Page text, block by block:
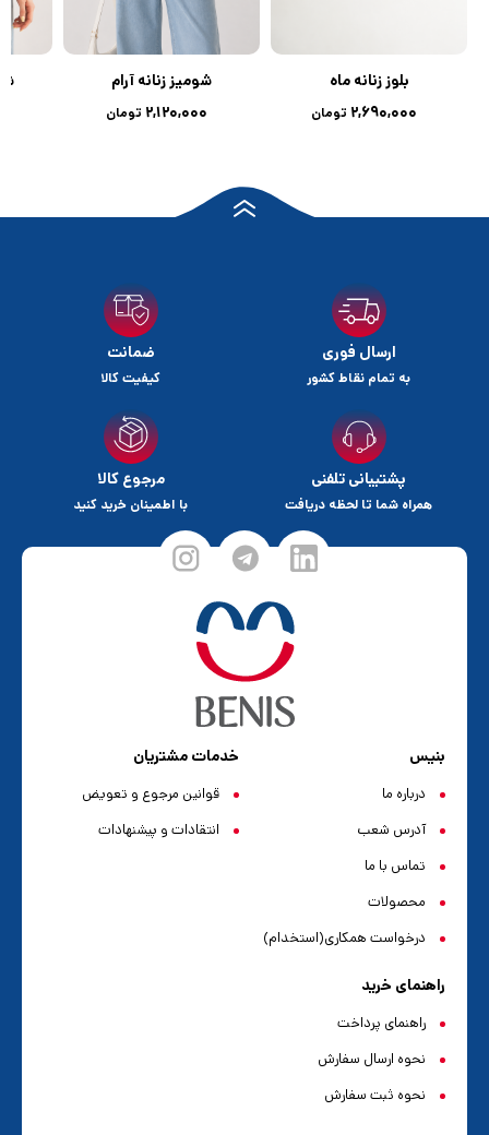
بلوز زنانه ماه
۲,۶۹۰,۰۰۰ تومان
شومیز زنانه آرام
۲,۱۲۰,۰۰۰ تومان
ارسال فوری
به تمام نقاط کشور
ضمانت
کیفیت کالا
پشتیبانی تلفنی
همراه شما تا لحظه دریافت
مرجوع کالا
با اطمینان خرید کنید
بنیس
درباره ما
آدرس شعب
تماس با ما
محصولات
درخواست همکاری(استخدام)
خدمات مشتریان
قوانین مرجوع و تعویض
انتقادات و پیشنهادات
راهنمای خرید
راهنمای پرداخت
نحوه ارسال سفارش
نحوه ثبت سفارش